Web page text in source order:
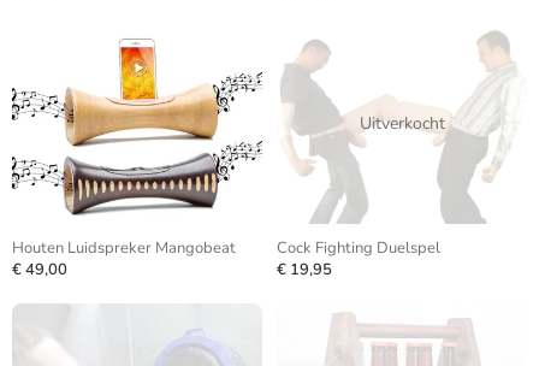
Houten Luidspreker Mangobeat
€ 49,00
Uitverkocht
Cock Fighting Duelspel
€ 19,95